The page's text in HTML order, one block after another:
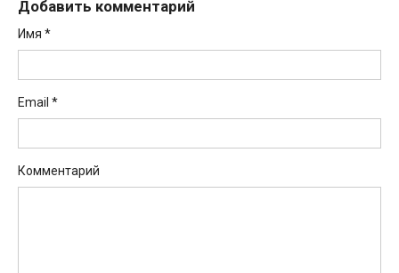
Добавить комментарий
Имя *
Email *
Комментарий